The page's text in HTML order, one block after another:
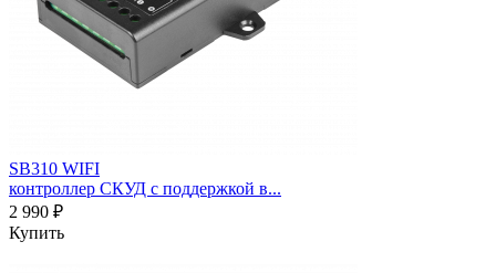
SB310 WIFI
контроллер СКУД с поддержкой в...
2 990 ₽
Купить